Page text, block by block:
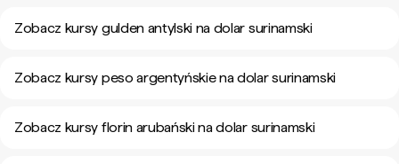
Zobacz kursy gulden antylski na dolar surinamski
Zobacz kursy peso argentyńskie na dolar surinamski
Zobacz kursy florin arubański na dolar surinamski